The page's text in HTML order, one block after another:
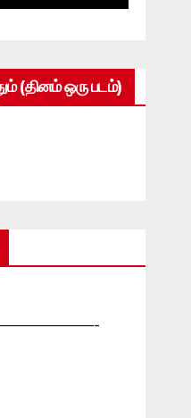
(தினம் ஒரு படம்)